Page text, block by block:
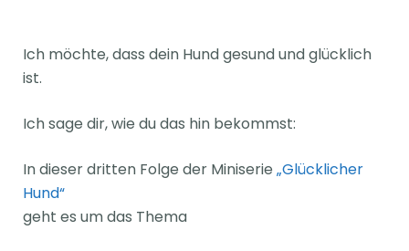
Ich möchte, dass dein Hund gesund und glücklich
ist.
Ich sage dir, wie du das hin bekommst:
In dieser dritten Folge der Miniserie „Glücklicher
Hund“
geht es um das Thema